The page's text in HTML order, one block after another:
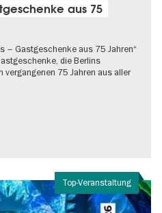
aus 75
– Gastgeschenke aus 75 Jahren“
die Berlins
vergangenen 75 Jahren aus aller
Top-Veranstaltung